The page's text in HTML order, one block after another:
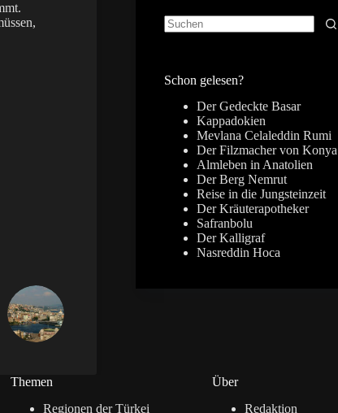
Schon gelesen?
Der Gedeckte Basar
Kappadokien
Mevlana Celaleddin Rumi
Der Filzmacher von Konya
Almleben in Anatolien
Der Berg Nemrut
Reise in die Jungsteinzeit
Der Kräuterapotheker
Safranbolu
Der Kalligraf
Nasreddin Hoca
Themen
Regionen der Türkei
Über
Redaktion